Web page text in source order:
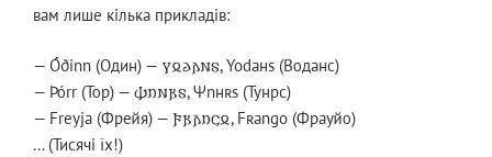
вам лише кілька прикладів:
— Óðinn (Один) — 𐍅𐍉𐌳𐌰𐌽𐍃, Yodaнs (Воданс)
— Þórr (Тор) — 𐌸𐌿𐌽𐍂𐍃, Ѱnнʀs (Тунрс)
— Freyja (Фрейя) — 𐍆𐍂𐌰𐌿𐌾𐍉, Fʀango (Фрауйо)
... (Тисячі їх!)